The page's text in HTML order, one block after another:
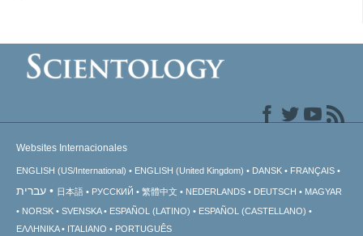
Websites Internacionales
ENGLISH (US/International) ENGLISH (United Kingdom) DANSK FRANÇAIS
עברית 日本語 РУССКИЙ 繁體中文 NEDERLANDS DEUTSCH
MAGYAR
NORSK
SVENSKA ESPAÑOL (LATINO)
ESPAÑOL (CASTELLANO)
ΕΛΛΗΝΙΚA
ITALIANO PORTUGUÊS